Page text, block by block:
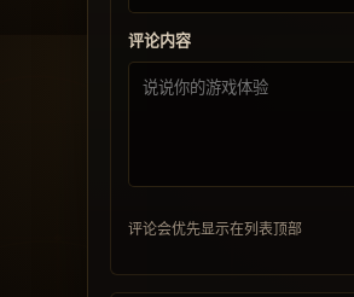
评论内容
评论会优先显示在列表顶部